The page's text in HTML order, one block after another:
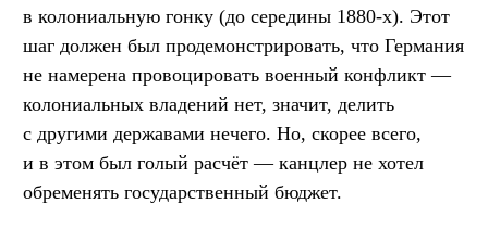
в колониальную гонку (до середины 1880-х). Этот
шаг должен был продемонстрировать, что Германия
не намерена провоцировать военный конфликт —
колониальных владений нет, значит, делить
с другими державами нечего. Но, скорее всего,
и в этом был голый расчёт — канцлер не хотел
обременять государственный бюджет.